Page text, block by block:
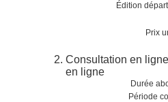
Édition
Prix
Consultation en
en ligne
Durée
Période